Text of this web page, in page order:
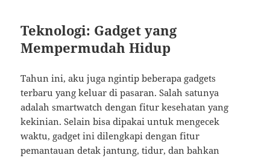
Teknologi: Gadget yang
Mempermudah Hidup
Tahun ini, aku juga ngintip beberapa gadgets
terbaru yang keluar di pasaran. Salah satunya
adalah smartwatch dengan fitur kesehatan yang
kekinian. Selain bisa dipakai untuk mengecek
waktu, gadget ini dilengkapi dengan fitur
pemantauan detak jantung, tidur, dan bahkan